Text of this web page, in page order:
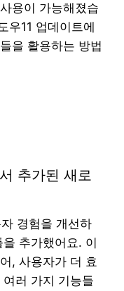
용이 가능해졌습
우11 업데이트에
을 활용하는 방법
추가된 새로
경험을 개선하
추가했어요. 이
, 사용자가 더 효
러 가지 기능들